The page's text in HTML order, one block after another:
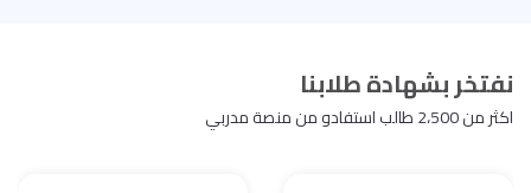
نفتخر بشهادة طلابنا
اكثر من 2،500 طالب استفادو من منصة مدربي